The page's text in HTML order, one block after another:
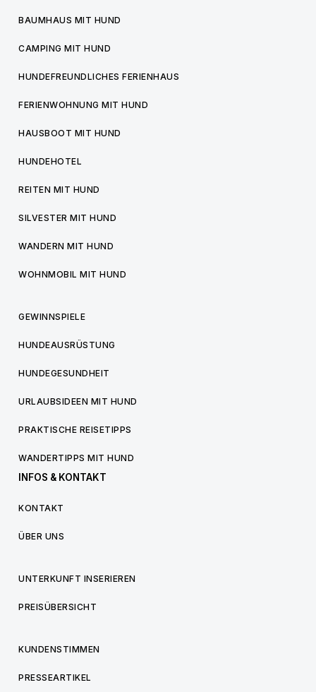
BAUMHAUS MIT HUND
CAMPING MIT HUND
HUNDEFREUNDLICHES FERIENHAUS
FERIENWOHNUNG MIT HUND
HAUSBOOT MIT HUND
HUNDEHOTEL
REITEN MIT HUND
SILVESTER MIT HUND
WANDERN MIT HUND
WOHNMOBIL MIT HUND
GEWINNSPIELE
HUNDEAUSRÜSTUNG
HUNDEGESUNDHEIT
URLAUBSIDEEN MIT HUND
PRAKTISCHE REISETIPPS
WANDERTIPPS MIT HUND
INFOS & KONTAKT
KONTAKT
ÜBER UNS
UNTERKUNFT INSERIEREN
PREISÜBERSICHT
KUNDENSTIMMEN
PRESSEARTIKEL